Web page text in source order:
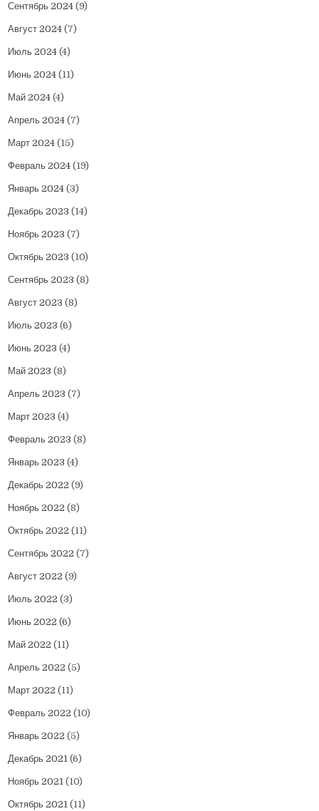
Сентябрь 2024 (9)
Август 2024 (7)
Июль 2024 (4)
Июнь 2024 (11)
Май 2024 (4)
Апрель 2024 (7)
Март 2024 (15)
Февраль 2024 (19)
Январь 2024 (3)
Декабрь 2023 (14)
Ноябрь 2023 (7)
Октябрь 2023 (10)
Сентябрь 2023 (8)
Август 2023 (8)
Июль 2023 (6)
Июнь 2023 (4)
Май 2023 (8)
Апрель 2023 (7)
Март 2023 (4)
Февраль 2023 (8)
Январь 2023 (4)
Декабрь 2022 (9)
Ноябрь 2022 (8)
Октябрь 2022 (11)
Сентябрь 2022 (7)
Август 2022 (9)
Июль 2022 (3)
Июнь 2022 (6)
Май 2022 (11)
Апрель 2022 (5)
Март 2022 (11)
Февраль 2022 (10)
Январь 2022 (5)
Декабрь 2021 (6)
Ноябрь 2021 (10)
Октябрь 2021 (11)